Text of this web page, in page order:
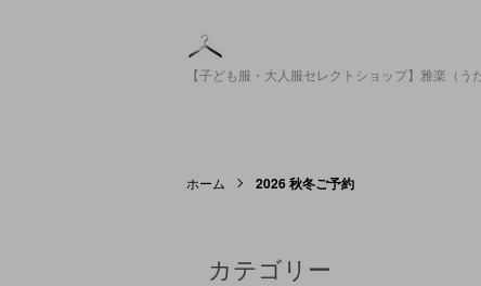
【子ども服・大人服セレクトショップ】雅楽（う
ホーム 2026 秋冬ご予約
カテゴリー